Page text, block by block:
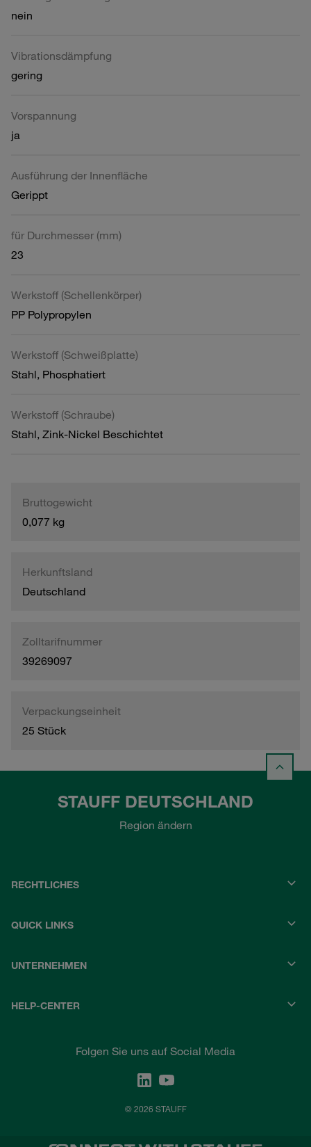
nein
Vibrationsdämpfung
gering
Vorspannung
ja
Ausführung der Innenfläche
Gerippt
für Durchmesser (mm)
23
Werkstoff (Schellenkörper)
PP Polypropylen
Werkstoff (Schweißplatte)
Stahl, Phosphatiert
Werkstoff (Schraube)
Stahl, Zink-Nickel Beschichtet
Bruttogewicht
0,077 kg
Herkunftsland
Deutschland
Zolltarifnummer
39269097
Verpackungseinheit
25 Stück
STAUFF DEUTSCHLAND
Region ändern
RECHTLICHES
QUICK LINKS
UNTERNEHMEN
HELP-CENTER
Folgen Sie uns auf Social Media
© 2026 STAUFF